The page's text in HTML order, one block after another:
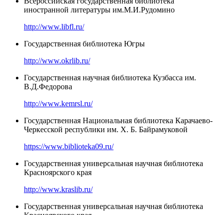
иностранной литературы им.М.И.Рудомино
http://www.libfl.ru/
Государственная библиотека Югры
http://www.okrlib.ru/
Государственная научная библиотека Кузбасса им.
В.Д.Федорова
http://www.kemrsl.ru/
Государственная Национальная библиотека Карачаево-
Черкесской республики им. Х. Б. Байрамуковой
https://www.biblioteka09.ru/
Государственная универсальная научная библиотека
Красноярского края
http://www.kraslib.ru/
Государственная универсальная научная библиотека